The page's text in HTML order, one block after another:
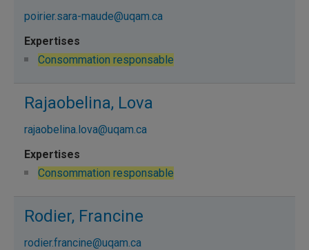
poirier.sara-maude@uqam.ca
Consommation responsable
Rajaobelina, Lova
rajaobelina.lova@uqam.ca
Consommation responsable
Rodier, Francine
rodier.francine@uqam.ca